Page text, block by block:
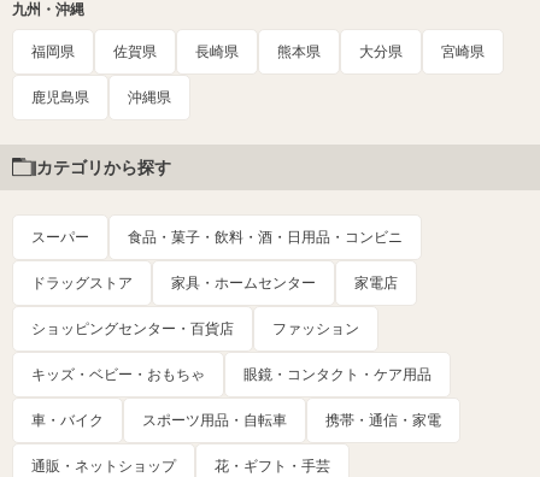
九州・沖縄
福岡県 佐賀県 長崎県 熊本県 大分県 宮崎県
鹿児島県 沖縄県
カテゴリから探す
スーパー 食品・菓子・飲料・酒・日用品・コンビニ
ドラッグストア 家具・ホームセンター 家電店
ショッピングセンター・百貨店 ファッション
キッズ・ベビー・おもちゃ 眼鏡・コンタクト・ケア用品
車・バイク スポーツ用品・自転車 携帯・通信・家電
通販・ネットショップ 花・ギフト・手芸